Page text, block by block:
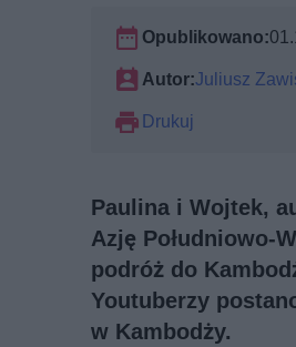
Opublikowano:
Autor:Juliusz
Drukuj
Paulina i Wojtek,
Azję Południowo-
podróż do
Youtuberzy
w Kambodży.